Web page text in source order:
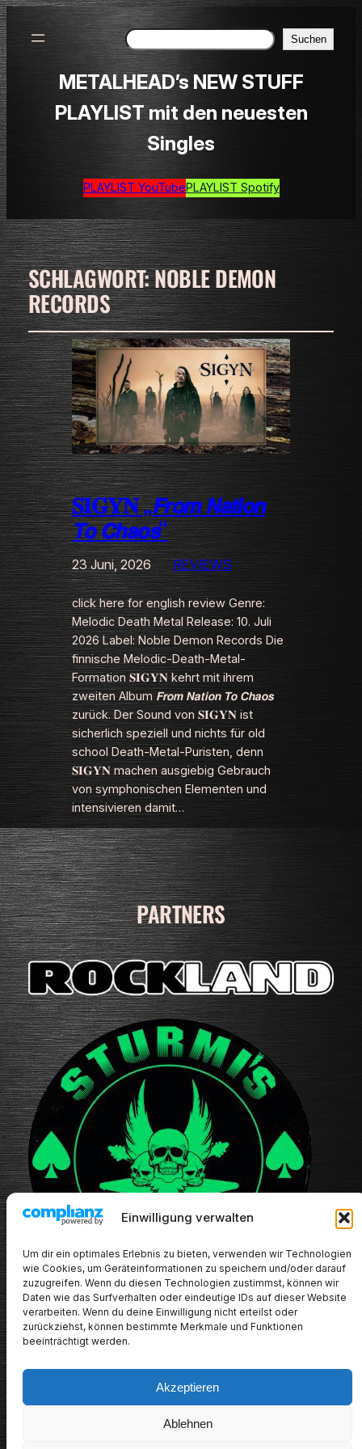
Einwilligung verwalten
Um dir ein optimales Erlebnis zu bieten, verwenden wir Technologien
wie Cookies, um Geräteinformationen zu speichern und/oder darauf
zuzugreifen. Wenn du diesen Technologien zustimmst, können wir
Daten wie das Surfverhalten oder eindeutige IDs auf dieser Website
verarbeiten. Wenn du deine Einwilligung nicht erteilst oder
zurückziehst, können bestimmte Merkmale und Funktionen
beeinträchtigt werden.
Akzeptieren
Ablehnen
Suchen Suchen
METALHEAD’s NEW STUFF
PLAYLIST mit den neuesten
Singles
PLAYLIST YouTubePLAYLIST Spotify
SCHLAGWORT:NOBLE DEMON
RECORDS
𝐒𝐈𝐆𝐘𝐍 „𝙁𝙧𝙤𝙢 𝙉𝙖𝙩𝙞𝙤𝙣
𝙏𝙤 𝘾𝙝𝙖𝙤𝙨“
23 Juni, 2026 REVIEWS
click here for english review Genre:
Melodic Death Metal Release: 10. Juli
2026 Label: Noble Demon Records Die
finnische Melodic-Death-Metal-
Formation 𝐒𝐈𝐆𝐘𝐍 kehrt mit ihrem
zweiten Album 𝙁𝙧𝙤𝙢 𝙉𝙖𝙩𝙞𝙤𝙣 𝙏𝙤 𝘾𝙝𝙖𝙤𝙨
zurück. Der Sound von 𝐒𝐈𝐆𝐘𝐍 ist
sicherlich speziell und nichts für old
school Death-Metal-Puristen, denn
𝐒𝐈𝐆𝐘𝐍 machen ausgiebig Gebrauch
von symphonischen Elementen und
intensivieren damit…
PARTNERS
METALHEADs new stuff